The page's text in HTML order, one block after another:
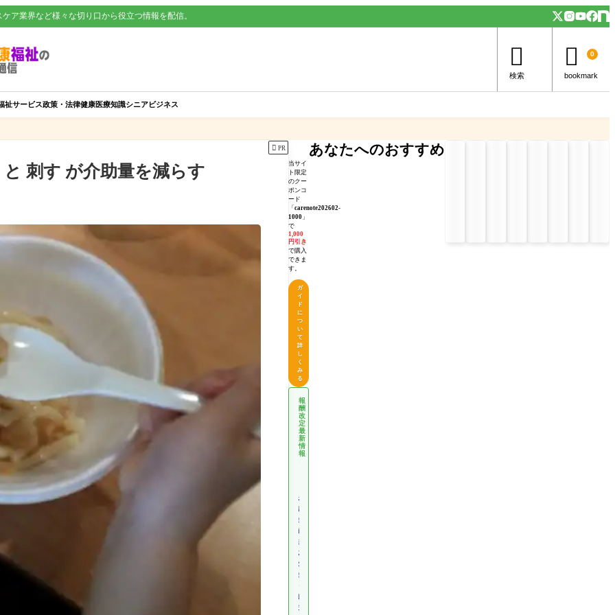
ア業界など様々な切り口から役立つ情報を配信。
祉サービス政策・法律健康医療知識シニアビジネス

検索
 0
bookmark
 PR
刺す が介助量を減らす
当サイ
ト限定
のクー
ポンコ
ード
「 carenote202602-
1000 」
で
1,000
円引き
で購入
できま
す。
ガ
イ
ド
に
つ
い
て
詳
し
く
み
る
報
酬
改
定
最
新
情
報
介
護
報
酬
改
定
情
報
害
あなたへのおすすめ